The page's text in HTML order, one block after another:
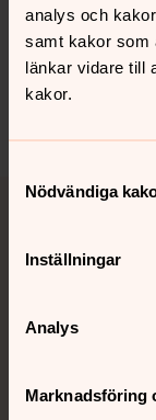
analys och
samt kakor som
länkar vidare till
kakor.
Nödvändiga
Inställningar
Analys
Marknadsföring
Synpunkter
innehåll?
Tillbaka till
Tillbaka till